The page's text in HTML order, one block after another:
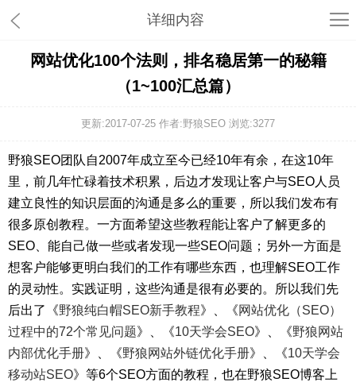
详细内容
网站优化100个法则，排名稳居第一的秘籍
（1~100汇总篇）
更新:2017-07-25 作者:野狼SEO 浏览:3277
野狼SEO团队自2007年成立至今已经10年有余，在这10年
里，前几年忙碌着技术积累，后边才发现让客户与SEO人员
建立良性的知识层面的沟通是多么的重要，所以我们发布有
很多原创教程。一方面希望这些教程能让客户了解更多的
SEO、能自己做一些或者发现一些SEO问题；另外一方面是
想客户能够更明白我们的工作有哪些东西，也理解SEO工作
的灵动性。实践证明，这些沟通是很有必要的。所以我们先
后出了《野狼纯白帽SEO新手教程》、《网站优化（SEO）
过程中的72个常见问题》、《10天学会SEO》、《野狼网站
内部优化手册》、《野狼网站外链优化手册》、《10天学会
移动站SEO》等6个SEO方面的教程，也在野狼SEO博客上